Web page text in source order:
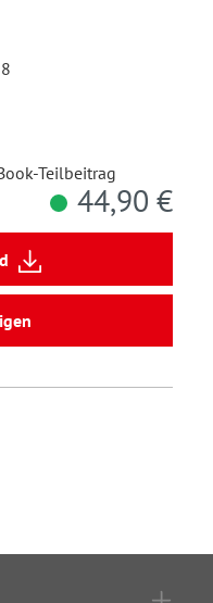
Teilbeitrag
44,90 €